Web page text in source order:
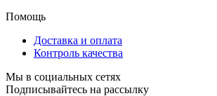
Помощь
Доставка и оплата
Контроль качества
Мы в социальных сетях
Подписывайтесь на рассылку